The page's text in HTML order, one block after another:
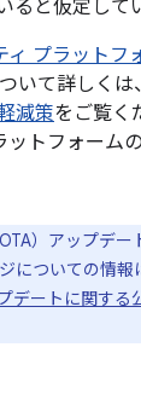
ると仮定して
ィ プラットフ
いて詳しくは、
減策をご覧く
ットフォーム
）アップデ
についての情報
デートに関する